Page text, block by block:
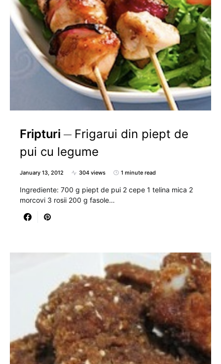
Fripturi
Frigarui din piept de
pui cu legume
January 13, 2012 304 views 1 minute read
Ingrediente: 700 g piept de pui 2 cepe 1 telina mica 2
morcovi 3 rosii 200 g fasole…